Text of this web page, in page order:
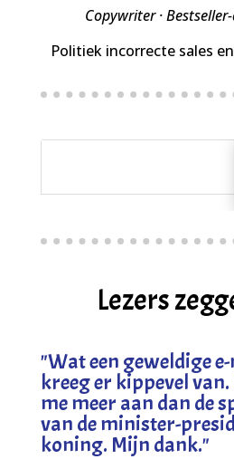
Copywriter ·
Politiek incorrecte sales
Lezers
"Wat een geweldige
kreeg er kippevel
me meer aan dan de
van de minister-
koning. Mijn dank."